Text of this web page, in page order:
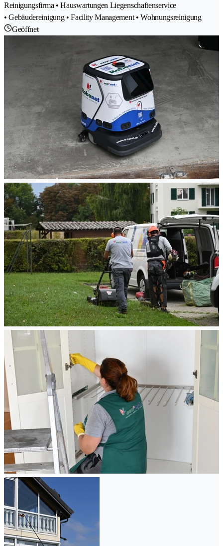
Reinigungsfirma • Hauswartungen Liegenschaftenservice
• Gebäudereinigung • Facility Management • Wohnungsreinigung
Geöffnet